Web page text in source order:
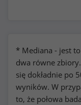
* Mediana - jest
dwa równe
się dokładnie po
wyników. W
to, że połowa